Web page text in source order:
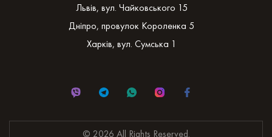
Львів, вул. Чайковського 15
Дніпро, провулок Короленка 5
Харків, вул. Сумська 1
© 2026 All Rights Reserved.